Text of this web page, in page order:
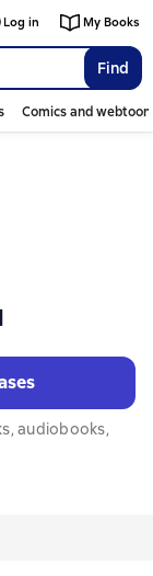
Find
Log in My Books
Comics and
audiobooks,